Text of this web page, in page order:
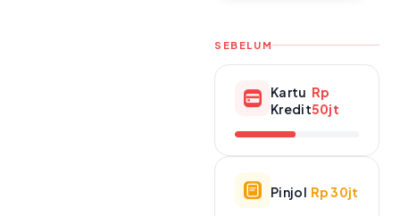
SEBELUM
Kartu
Kredit
Rp
50jt
Pinjol Rp 30jt